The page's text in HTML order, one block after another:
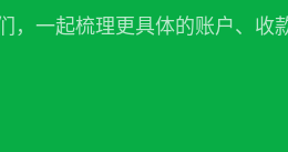
，一起梳理更具体的账户、收